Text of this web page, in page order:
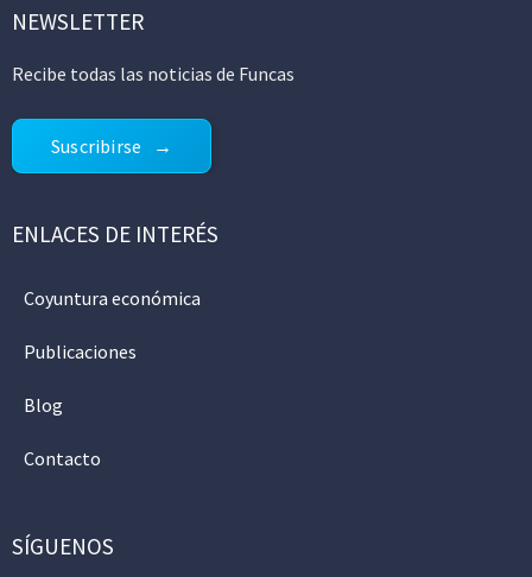
NEWSLETTER
Recibe todas las noticias de Funcas
Suscribirse
ENLACES DE INTERÉS
Coyuntura económica
Publicaciones
Blog
Contacto
SÍGUENOS